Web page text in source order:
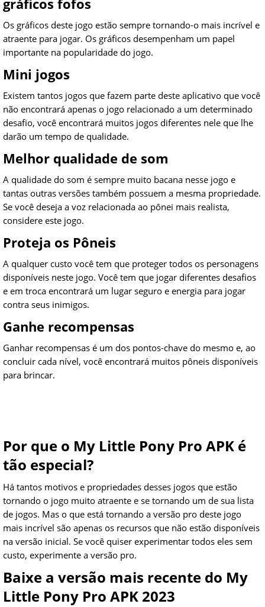
gráficos fofos
Os gráficos deste jogo estão sempre tornando-o mais incrível e
atraente para jogar. Os gráficos desempenham um papel
importante na popularidade do jogo.
Mini jogos
Existem tantos jogos que fazem parte deste aplicativo que você
não encontrará apenas o jogo relacionado a um determinado
desafio, você encontrará muitos jogos diferentes nele que lhe
darão um tempo de qualidade.
Melhor qualidade de som
A qualidade do som é sempre muito bacana nesse jogo e
tantas outras versões também possuem a mesma propriedade.
Se você deseja a voz relacionada ao pônei mais realista,
considere este jogo.
Proteja os Pôneis
A qualquer custo você tem que proteger todos os personagens
disponíveis neste jogo. Você tem que jogar diferentes desafios
e em troca encontrará um lugar seguro e energia para jogar
contra seus inimigos.
Ganhe recompensas
Ganhar recompensas é um dos pontos-chave do mesmo e, ao
concluir cada nível, você encontrará muitos pôneis disponíveis
para brincar.
Por que o My Little Pony Pro APK é
tão especial?
Há tantos motivos e propriedades desses jogos que estão
tornando o jogo muito atraente e se tornando um de sua lista
de jogos. Mas o que está tornando a versão pro deste jogo
mais incrível são apenas os recursos que não estão disponíveis
na versão inicial. Se você quiser experimentar todos eles sem
custo, experimente a versão pro.
Baixe a versão mais recente do My
Little Pony Pro APK 2023